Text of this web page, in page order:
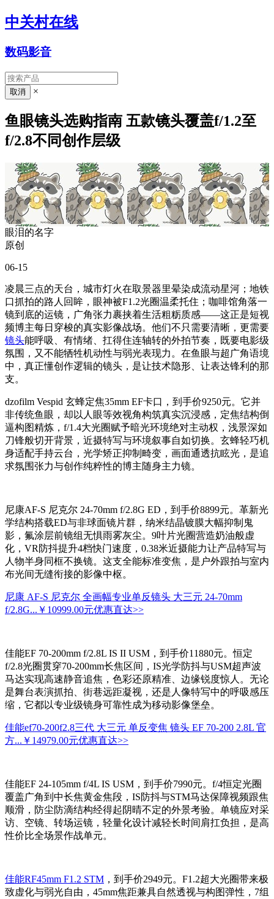
中关村在线
数码影音
×
鱼眼镜头选购指南 五款镜头覆盖f/1.2至
f/2.8不同创作层级
眼泪的名字
原创
06-15
凌晨三点的天台，城市灯火在取景器里晕染成流动星河；地铁
口抓拍的路人回眸，眼神被F1.2光圈温柔托住；咖啡馆角落一
镜到底的运镜，广角张力裹挟着生活粗粝质感——这正是短视
频博主每日穿梭的真实影像战场。他们不只需要清晰，更需要
镜头能呼吸、有情绪、扛得住连轴转的外拍节奏，既要电影级
氛围，又不能牺牲机动性与弱光表现力。在鱼眼与超广角语境
中，真正懂创作逻辑的镜头，是让技术隐形、让表达锋利的那
支。
dzofilm Vespid 玄蜂定焦35mm EF卡口，到手价9250元。它并
非传统鱼眼，却以人眼等效视角构筑真实沉浸感，定焦结构倒
逼构图精炼，f/1.4大光圈赋予暗光环境绝对主动权，浅景深如
刀锋般切开背景，近摄特写与环境叙事自如切换。玄蜂轻巧机
身适配手持云台，光学矫正抑制畸变，画面通透抗眩光，是追
求氛围张力与创作纯粹性的博主随身主力镜。
尼康AF-S 尼克尔 24-70mm f/2.8G ED，到手价8899元。革新光
学结构搭载ED与非球面镜片群，纳米结晶镀膜大幅抑制鬼
影，氟涂层前镜组无惧雨雾灰尘。9叶片光圈营造奶油般虚
化，VR防抖提升4档快门速度，0.38米近摄能力让产品特写与
人物半身同框不换镜。这支全能标准变焦，是户外跟拍与室内
布光间无缝衔接的影像中枢。
尼康 AF-S 尼克尔 全画幅专业单反镜头 大三元 24-70mm
f/2.8G... ￥10999.00元优惠直达>>
佳能EF 70-200mm f/2.8L IS II USM，到手价11880元。恒定
f/2.8光圈贯穿70-200mm长焦区间，IS光学防抖与USM超声波
马达实现高速静音追焦，色彩还原精准、边缘锐度惊人。无论
是舞台表演抓拍、街巷远距凝视，还是人像特写中的呼吸感压
缩，它都以专业级镜身可靠性成为移动影像堡垒。
佳能ef70-200f2.8三代 大三元 单反变焦 镜头 EF 70-200 2.8L 官
方... ￥14979.00元优惠直达>>
佳能EF 24-105mm f/4L IS USM，到手价7990元。f/4恒定光圈
覆盖广角到中长焦黄金焦段，IS防抖与STM马达保障视频跟焦
顺滑，防尘防滴结构经得起阴晴不定的外景考验。单镜应对采
访、空镜、转场运镜，轻量化设计减轻长时间肩扛负担，是高
性价比全场景作战单元。
佳能RF45mm F1.2 STM ，到手价2949元。F1.2超大光圈带来极
致虚化与弱光自由，45mm焦距兼具自然透视与构图弹性，7组